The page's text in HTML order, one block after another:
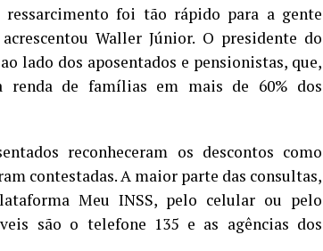
ressarcimento foi tão rápido para a gente
Waller Júnior. O presidente do
lado dos aposentados e pensionistas, que,
renda de famílias em mais de 60% dos
reconheceram os descontos como
contestadas. A maior parte das consultas,
Meu INSS, pelo celular ou pelo
são o telefone 135 e as agências dos